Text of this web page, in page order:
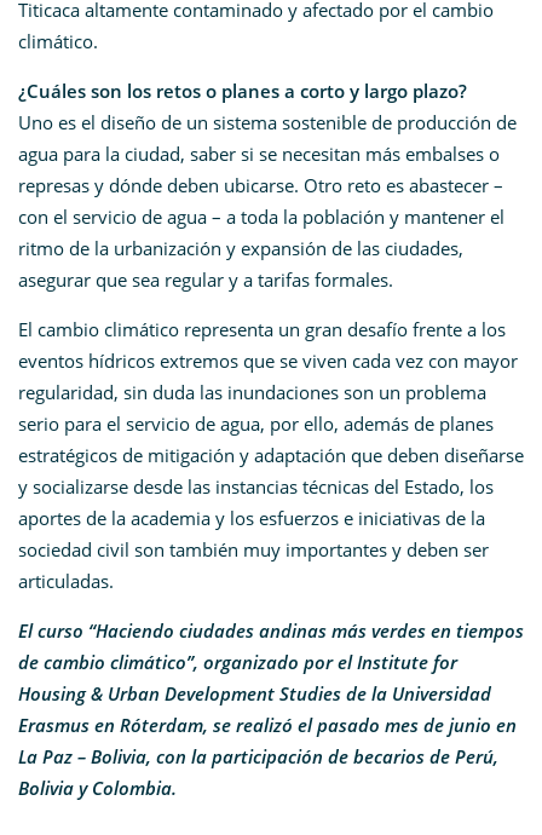
Titicaca altamente contaminado y afectado por el cambio
climático.
¿Cuáles son los retos o planes a corto y largo plazo?
Uno es el diseño de un sistema sostenible de producción de
agua para la ciudad, saber si se necesitan más embalses o
represas y dónde deben ubicarse. Otro reto es abastecer –
con el servicio de agua – a toda la población y mantener el
ritmo de la urbanización y expansión de las ciudades,
asegurar que sea regular y a tarifas formales.
El cambio climático representa un gran desafío frente a los
eventos hídricos extremos que se viven cada vez con mayor
regularidad, sin duda las inundaciones son un problema
serio para el servicio de agua, por ello, además de planes
estratégicos de mitigación y adaptación que deben diseñarse
y socializarse desde las instancias técnicas del Estado, los
aportes de la academia y los esfuerzos e iniciativas de la
sociedad civil son también muy importantes y deben ser
articuladas.
El curso “Haciendo ciudades andinas más verdes en tiempos
de cambio climático”, organizado por el Institute for
Housing & Urban Development Studies de la Universidad
Erasmus en Róterdam, se realizó el pasado mes de junio en
La Paz – Bolivia, con la participación de becarios de Perú,
Bolivia y Colombia.